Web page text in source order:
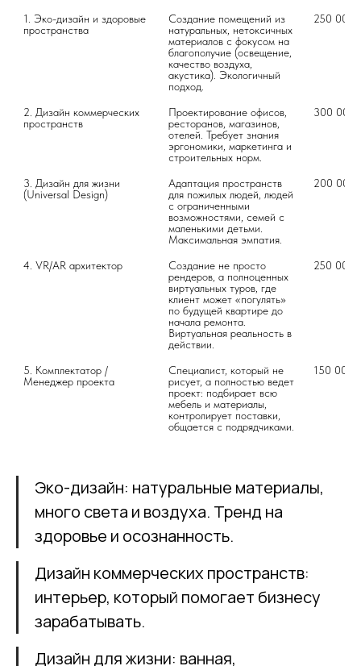
1. Эко-дизайн и здоровые
пространства
Создание помещений из
натуральных, нетоксичных
материалов с фокусом на
благополучие (освещение,
качество воздуха,
акустика). Экологичный
подход.
250 000
2. Дизайн коммерческих
пространств
Проектирование офисов,
ресторанов, магазинов,
отелей. Требует знания
эргономики, маркетинга и
строительных норм.
300 000
3. Дизайн для жизни
(Universal Design)
Адаптация пространств
для пожилых людей, людей
с ограниченными
возможностями, семей с
маленькими детьми.
Максимальная эмпатия.
200 000
4. VR/AR архитектор
Создание не просто
рендеров, а полноценных
виртуальных туров, где
клиент может «погулять»
по будущей квартире до
начала ремонта.
Виртуальная реальность в
действии.
250 000
5. Комплектатор /
Менеджер проекта
Специалист, который не
рисует, а полностью ведет
проект: подбирает всю
мебель и материалы,
контролирует поставки,
общается с подрядчиками.
150 000
Эко-дизайн: натуральные материалы,
много света и воздуха. Тренд на
здоровье и осознанность.
Дизайн коммерческих пространств:
интерьер, который помогает бизнесу
зарабатывать.
Дизайн для жизни: ванная,